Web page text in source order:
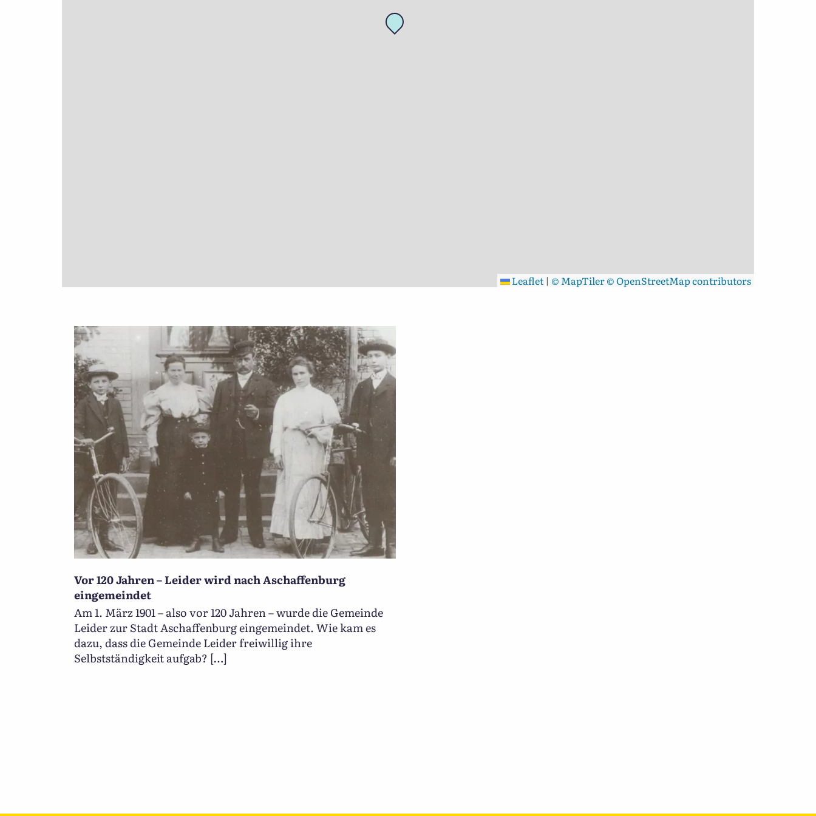
Leaflet | © MapTiler© OpenStreetMap contributors
Vor 120 Jahren – Leider wird nach Aschaffenburg
eingemeindet
Am 1. März 1901 – also vor 120 Jahren – wurde die Gemeinde
Leider zur Stadt Aschaffenburg eingemeindet. Wie kam es
dazu, dass die Gemeinde Leider freiwillig ihre
Selbstständigkeit aufgab? […]